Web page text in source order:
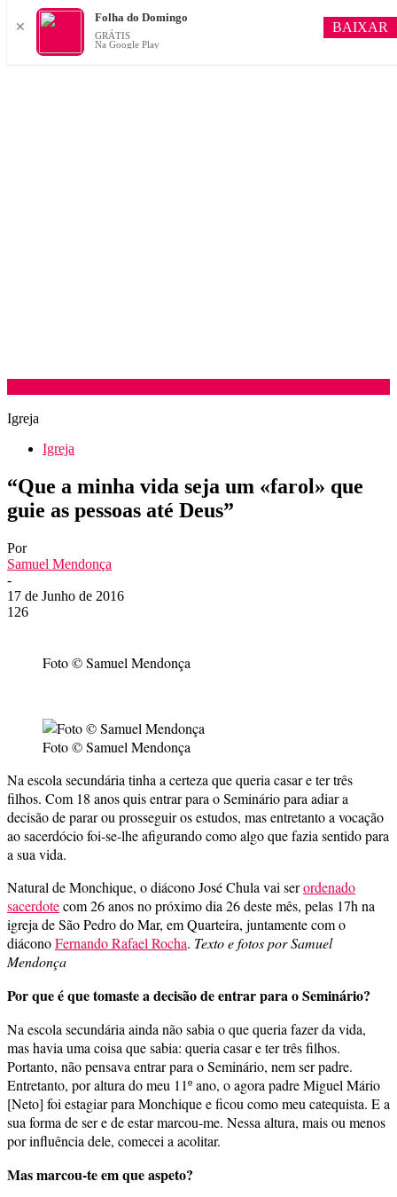
Igreja
Igreja
“Que a minha vida seja um «farol» que
guie as pessoas até Deus”
Por
Samuel Mendonça
-
17 de Junho de 2016
126
Foto © Samuel Mendonça
Foto © Samuel Mendonça
Na escola secundária tinha a certeza que queria casar e ter três
filhos. Com 18 anos quis entrar para o Seminário para adiar a
decisão de parar ou prosseguir os estudos, mas entretanto a vocação
ao sacerdócio foi-se-lhe afigurando como algo que fazia sentido para
a sua vida.
Natural de Monchique, o diácono José Chula vai serordenado
sacerdotecom 26 anos no próximo dia 26 deste mês, pelas 17h na
igreja de São Pedro do Mar, em Quarteira, juntamente com o
diáconoFernando Rafael Rocha. Texto e fotos por Samuel
Mendonça
Por que é que tomaste a decisão de entrar para o Seminário?
Na escola secundária ainda não sabia o que queria fazer da vida,
mas havia uma coisa que sabia: queria casar e ter três filhos.
Portanto, não pensava entrar para o Seminário, nem ser padre.
Entretanto, por altura do meu 11º ano, o agora padre Miguel Mário
[Neto] foi estagiar para Monchique e ficou como meu catequista. E a
sua forma de ser e de estar marcou-me. Nessa altura, mais ou menos
por influência dele, comecei a acolitar.
Mas marcou-te em que aspeto?
✕
Folha do Domingo
GRÁTIS
Na Google Play
BAIXAR